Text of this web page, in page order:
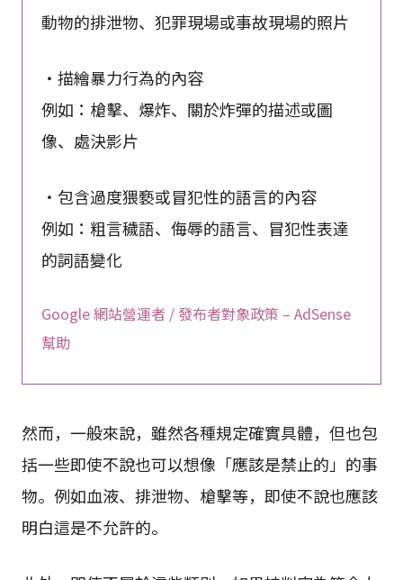
動物的排泄物、犯罪現場或事故現場的照片
・描繪暴力行為的內容
例如：槍擊、爆炸、關於炸彈的描述或圖
像、處決影片
・包含過度猥褻或冒犯性的語言的內容
例如：粗言穢語、侮辱的語言、冒犯性表達
的詞語變化
Google 網站營運者 / 發布者對象政策 – AdSense
幫助
然而，一般來說，雖然各種規定確實具體，但也包
括一些即使不說也可以想像「應該是禁止的」的事
物。例如血液、排泄物、槍擊等，即使不說也應該
明白這是不允許的。